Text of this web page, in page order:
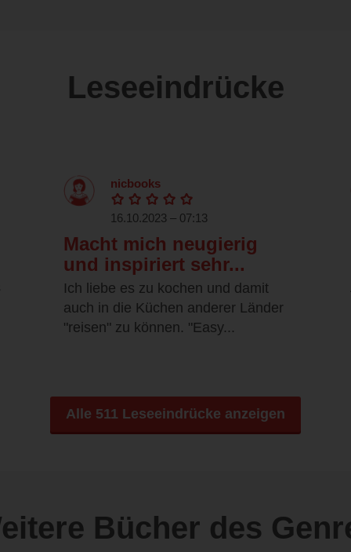
Leseeindrücke
nicbooks
16.10.2023 – 07:13
Macht mich neugierig
und inspiriert sehr...
Ich liebe es zu kochen und damit
auch in die Küchen anderer Länder
"reisen" zu können. "Easy...
Alle 511 Leseeindrücke anzeigen
Bücher des